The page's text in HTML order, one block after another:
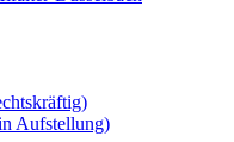
Aufstellung)